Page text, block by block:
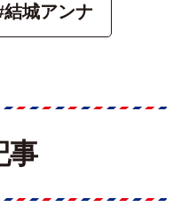
結城アンナ
事